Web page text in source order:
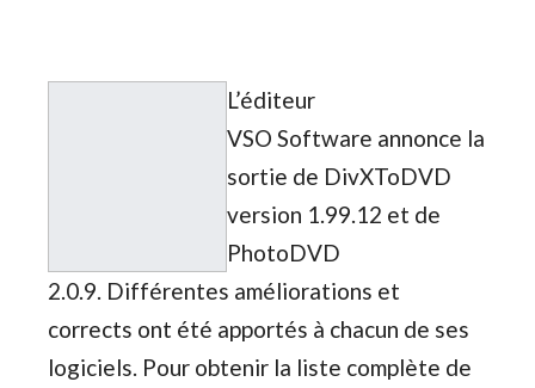
L’éditeur
VSO Software annonce la
sortie de DivXToDVD
version 1.99.12 et de
PhotoDVD
2.0.9. Différentes améliorations et
corrects ont été apportés à chacun de ses
logiciels. Pour obtenir la liste complète de